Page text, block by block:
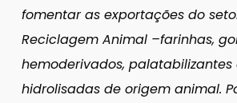
fomentar as exportações do
Reciclagem Animal –farinhas,
hemoderivados, palatabilizantes
hidrolisadas de origem animal.